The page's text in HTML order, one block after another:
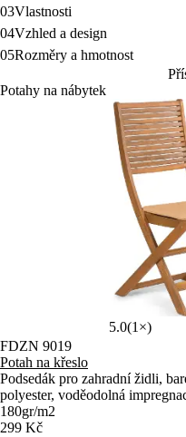
03Vlastnosti
04Vzhled a design
05Rozměry a hmotnost
Potahy na nábytek
5.0(1×)
FDZN 9019
Potah na křeslo
Podsedák pro zahradní židli,
polyester, voděodolná
180gr/m2
299 Kč